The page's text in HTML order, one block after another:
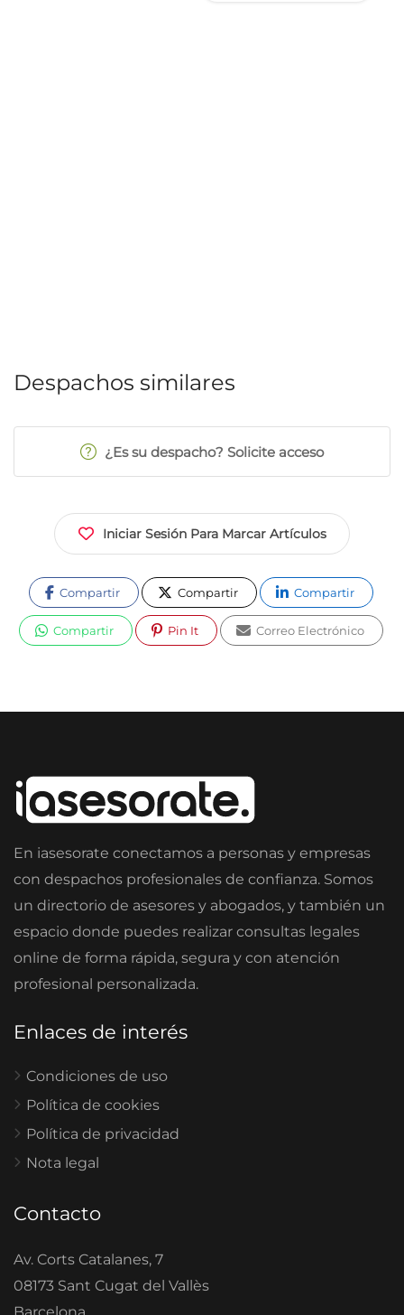
Despachos similares
¿Es su despacho? Solicite acceso
Iniciar Sesión Para Marcar Artículos
Compartir Compartir Compartir
Compartir Pin It Correo Electrónico
En iasesorate conectamos a personas y empresas
con despachos profesionales de confianza. Somos
un directorio de asesores y abogados, y también un
espacio donde puedes realizar consultas legales
online de forma rápida, segura y con atención
profesional personalizada.
Enlaces de interés
Condiciones de uso
Política de cookies
Política de privacidad
Nota legal
Contacto
Av. Corts Catalanes, 7
08173 Sant Cugat del Vallès